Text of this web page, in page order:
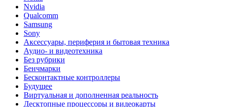
Nvidia
Qualcomm
Samsung
Sony
Аксессуары, периферия и бытовая техника
Аудио- и видеотехника
Без рубрики
Бенчмарки
Бесконтактные контроллеры
Будущее
Виртуальная и дополненная реальность
Десктопные процессоры и видеокарты